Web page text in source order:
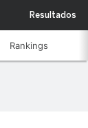
Resultados
Rankings